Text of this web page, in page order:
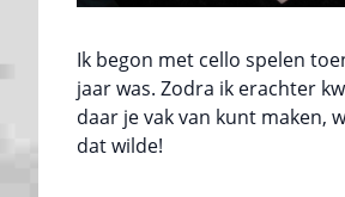
Ik begon met cello spelen
jaar was. Zodra ik erachter
daar je vak van kunt maken,
dat wilde!